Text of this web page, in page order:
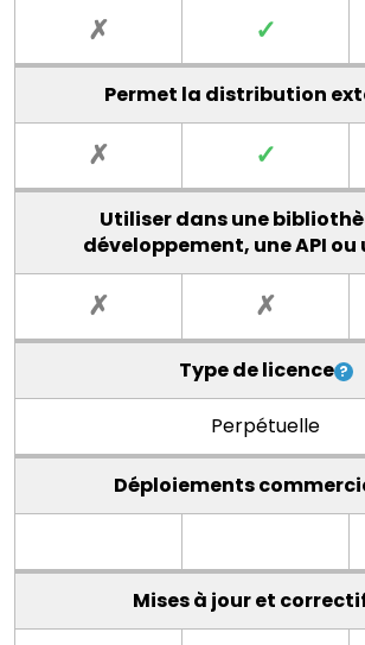
✗ ✓
Permet la distribution
✗ ✓
Utiliser dans une
développement, une API ou
✗ ✗
Type de licence
Perpétuelle
Déploiements
Mises à jour et